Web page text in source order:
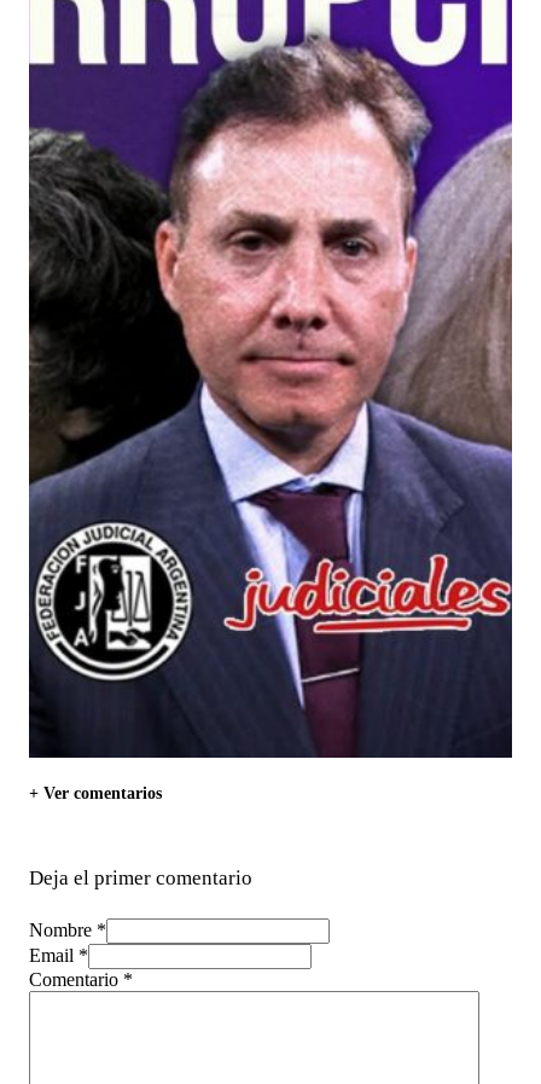
+ Ver comentarios
Deja el primer comentario
Nombre *
Email *
Comentario *